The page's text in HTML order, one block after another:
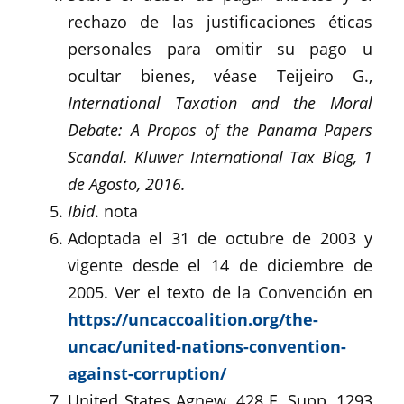
rechazo de las justificaciones éticas
personales para omitir su pago u
ocultar bienes, véase Teijeiro G.,
International Taxation and the Moral
Debate: A Propos of the Panama Papers
Scandal. Kluwer International Tax Blog, 1
de Agosto, 2016.
Ibid. nota
Adoptada el 31 de octubre de 2003 y
vigente desde el 14 de diciembre de
2005. Ver el texto de la Convención en
https://uncaccoalition.org/the-
uncac/united-nations-convention-
against-corruption/